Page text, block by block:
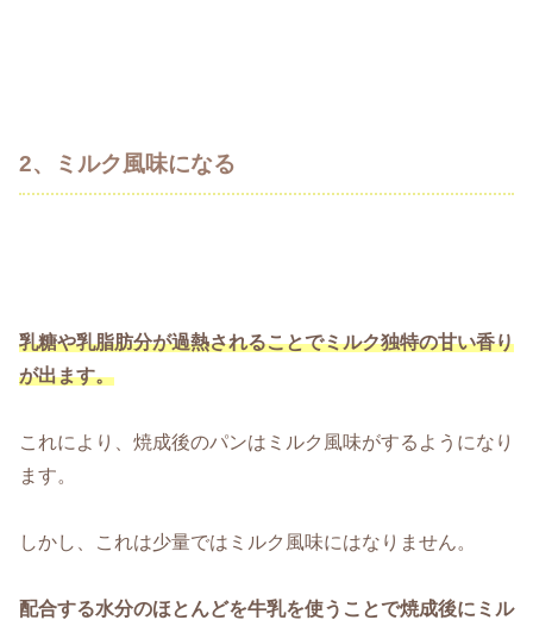
2、ミルク風味になる
乳糖や乳脂肪分が過熱されることでミルク独特の甘い香り
が出ます。
これにより、焼成後のパンはミルク風味がするようになり
ます。
しかし、これは少量ではミルク風味にはなりません。
配合する水分のほとんどを牛乳を使うことで焼成後にミル